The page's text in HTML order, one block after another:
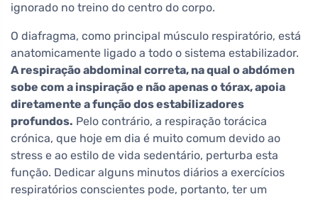
ignorado no treino do centro do corpo.
O diafragma, como principal músculo respiratório, está
anatomicamente ligado a todo o sistema estabilizador.
A respiração abdominal correta, na qual o abdómen
sobe com a inspiração e não apenas o tórax, apoia
diretamente a função dos estabilizadores
profundos. Pelo contrário, a respiração torácica
crónica, que hoje em dia é muito comum devido ao
stress e ao estilo de vida sedentário, perturba esta
função. Dedicar alguns minutos diários a exercícios
respiratórios conscientes pode, portanto, ter um